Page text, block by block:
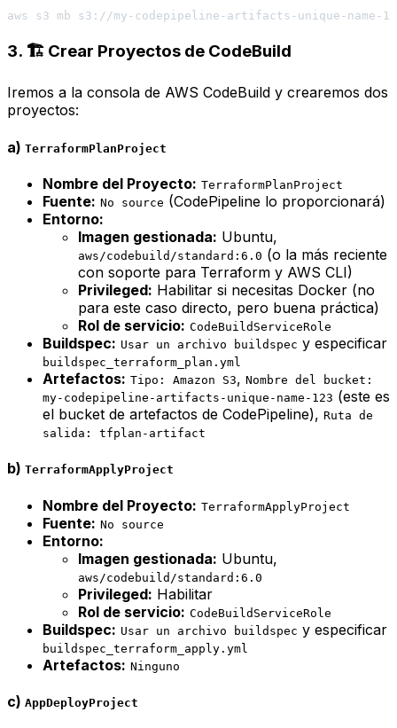
3. 🏗️ Crear Proyectos de CodeBuild
Iremos a la consola de AWS CodeBuild y crearemos dos
proyectos:
a) TerraformPlanProject
Nombre del Proyecto: TerraformPlanProject
Fuente: No source (CodePipeline lo proporcionará)
Entorno:
Imagen gestionada: Ubuntu,
aws/codebuild/standard:6.0 (o la más reciente
con soporte para Terraform y AWS CLI)
Privileged: Habilitar si necesitas Docker (no
para este caso directo, pero buena práctica)
Rol de servicio: CodeBuildServiceRole
Buildspec: Usar un archivo buildspec y especificar
buildspec_terraform_plan.yml
Artefactos: Tipo: Amazon S3, Nombre del bucket:
my-codepipeline-artifacts-unique-name-123 (este es
el bucket de artefactos de CodePipeline), Ruta de
salida: tfplan-artifact
b) TerraformApplyProject
Nombre del Proyecto: TerraformApplyProject
Fuente: No source
Entorno:
Imagen gestionada: Ubuntu,
aws/codebuild/standard:6.0
Privileged: Habilitar
Rol de servicio: CodeBuildServiceRole
Buildspec: Usar un archivo buildspec y especificar
buildspec_terraform_apply.yml
Artefactos: Ninguno
c) AppDeployProject